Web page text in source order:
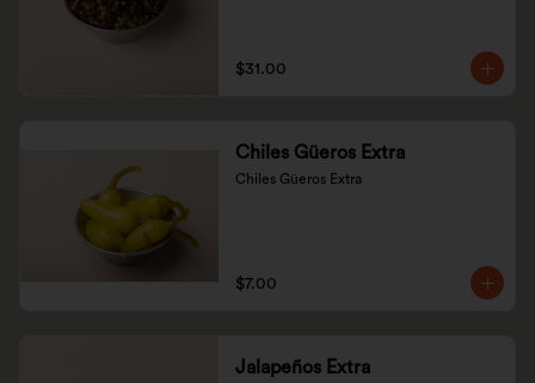
$31.00
Chiles Güeros Extra
Chiles Güeros Extra
$7.00
Jalapeños Extra